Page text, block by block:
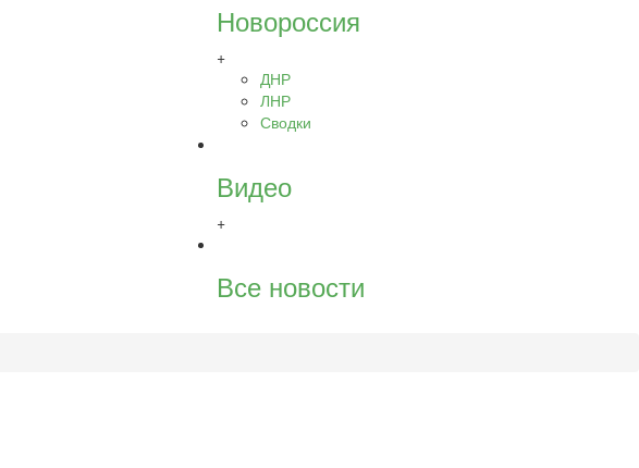
Новороссия
+
ДНР
ЛНР
Сводки
Видео
+
Все новости